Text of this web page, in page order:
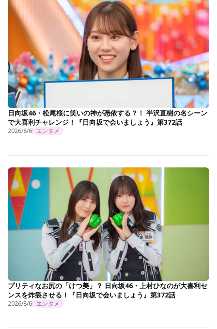
日向坂46・松尾桜に笑いの神が憑依する？！ 半沢直樹の名シーン
で大喜利チャレンジ！『日向坂で会いましょう』第372話
2026/8/6 エンタメ
プリティなお尻の「けつ美」？ 日向坂46・上村ひなのが大喜利セ
ンスを炸裂させる！『日向坂で会いましょう』第372話
2026/8/6 エンタメ